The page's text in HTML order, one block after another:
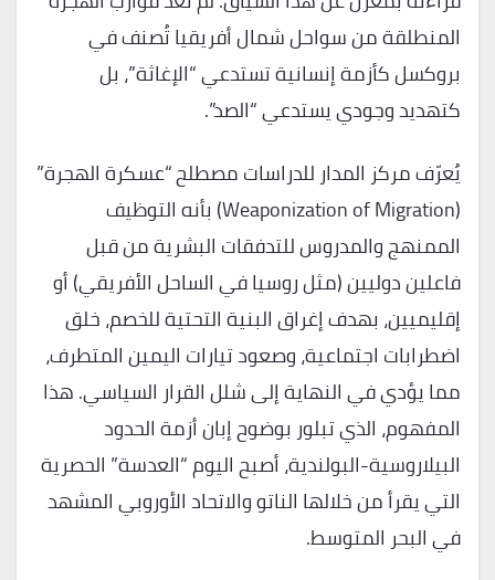
المنطلقة من سواحل شمال أفريقيا تُصنف في
بروكسل كأزمة إنسانية تستدعي “الإغاثة”، بل
كتهديد وجودي يستدعي “الصد”.
يُعرّف مركز المدار للدراسات مصطلح “عسكرة الهجرة”
(Weaponization of Migration) بأنه التوظيف
الممنهج والمدروس للتدفقات البشرية من قبل
فاعلين دوليين (مثل روسيا في الساحل الأفريقي) أو
إقليميين، بهدف إغراق البنية التحتية للخصم، خلق
اضطرابات اجتماعية، وصعود تيارات اليمين المتطرف،
مما يؤدي في النهاية إلى شلل القرار السياسي. هذا
المفهوم، الذي تبلور بوضوح إبان أزمة الحدود
البيلاروسية-البولندية، أصبح اليوم “العدسة” الحصرية
التي يقرأ من خلالها الناتو والاتحاد الأوروبي المشهد
في البحر المتوسط.